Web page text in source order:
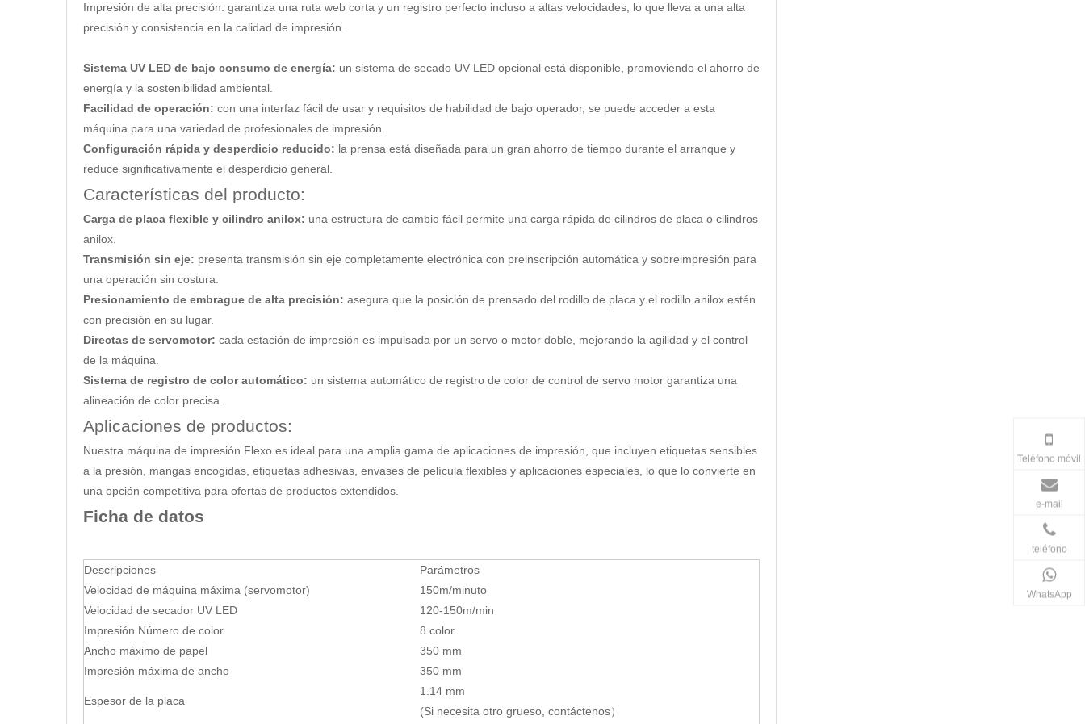
Impresión de alta precisión: garantiza una ruta web corta y un registro perfecto incluso a altas velocidades, lo que lleva a una alta
precisión y consistencia en la calidad de impresión.
Sistema UV LED de bajo consumo de energía: un sistema de secado UV LED opcional está disponible, promoviendo el ahorro de
energía y la sostenibilidad ambiental.
Facilidad de operación: con una interfaz fácil de usar y requisitos de habilidad de bajo operador, se puede acceder a esta
máquina para una variedad de profesionales de impresión.
Configuración rápida y desperdicio reducido: la prensa está diseñada para un gran ahorro de tiempo durante el arranque y
reduce significativamente el desperdicio general.
Características del producto:
Carga de placa flexible y cilindro anilox: una estructura de cambio fácil permite una carga rápida de cilindros de placa o cilindros
anilox.
Transmisión sin eje: presenta transmisión sin eje completamente electrónica con preinscripción automática y sobreimpresión para
una operación sin costura.
Presionamiento de embrague de alta precisión: asegura que la posición de prensado del rodillo de placa y el rodillo anilox estén
con precisión en su lugar.
Directas de servomotor: cada estación de impresión es impulsada por un servo o motor doble, mejorando la agilidad y el control
de la máquina.
Sistema de registro de color automático: un sistema automático de registro de color de control de servo motor garantiza una
alineación de color precisa.
Aplicaciones de productos:
Nuestra máquina de impresión Flexo es ideal para una amplia gama de aplicaciones de impresión, que incluyen etiquetas sensibles
a la presión, mangas encogidas, etiquetas adhesivas, envases de película flexibles y aplicaciones especiales, lo que lo convierte en
una opción competitiva para ofertas de productos extendidos.
Ficha de datos
Descripciones
Parámetros
Velocidad de máquina máxima (servomotor)
150m/minuto
Velocidad de secador UV LED
120-150m/min
Impresión Número de color
8 color
Ancho máximo de papel
350 mm
Impresión máxima de ancho
350 mm
Espesor de la placa
1.14 mm
(Si necesita otro grueso, contáctenos）
Teléfono móvil
e-mail
teléfono
WhatsApp